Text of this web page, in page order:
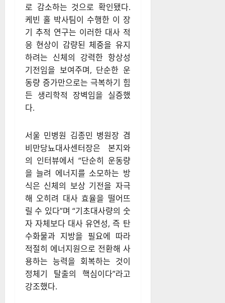
years after The Biggest
Loser competition’) 결과, 급
격한 체중 감량 이후 신체는 에
너지 소비를 극도로 제한하는
‘대사 적응(Metabolic
Adaptation)’ 상태에 진입하며,
이 과정에서 기초대사량이 예상
치보다 하루 평균 499kcal 추가
로 감소하는 것으로 확인됐다.
기 추적 연구는 이러한 대사 적
응 현상이 감량된 체중을 유지
하려는 신체의 강력한 항상성
기전임을 보여주며, 단순한 운
동량 증가만으로는 극복하기 힘
든 생리학적 장벽임을 실증했
다.
서울 민병원 김종민 병원장 겸
비만당뇨대사센터장은 본지와
의 인터뷰에서 “단순히 운동량
을 늘려 에너지를 소모하는 방
식은 신체의 보상 기전을 자극